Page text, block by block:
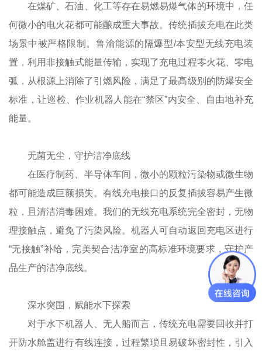
在煤矿、石油、化工等存在易燃易爆气体的环境中，任
何微小的电火花都可能酿成重大事故。传统插拔充电在此类
场景中被严格限制。鲁渝能源的隔爆型/本安型无线充电装
置，利用非接触式能量传输，实现了充电过程零火花、零电
弧，从根源上消除了引燃风险，满足了最高级别的防爆安全
标准，让巡检、作业机器人能在“禁区”内安全、自由地补充
能量。
无菌无尘，守护洁净底线
在医疗制药、半导体车间，微小的颗粒污染物或微生物
都可能造成巨额损失。有线充电接口的反复插拔容易产生微
粒，且清洁消毒困难。我们的无线充电系统完全密封，无物
理接触点，避免了污染风险。机器人可自动返回充电区进行
“无接触”补给，完美契合洁净室的高标准环境要求，守护产
品生产的洁净底线。
深水突围，赋能水下探索
对于水下机器人、无人船而言，传统充电需要回收并打
开防水舱盖进行有线连接，过程繁琐且易破坏密封性，引入